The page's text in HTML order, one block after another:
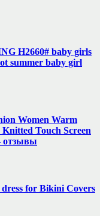
H2660# baby girls
summer baby girl
Women Warm
Knitted Touch Screen
отзывы
for Bikini Covers